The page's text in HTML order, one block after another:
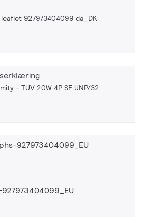
927973404099 da_DK
- TUV 20W 4P SE UNP/32
927973404099_EU